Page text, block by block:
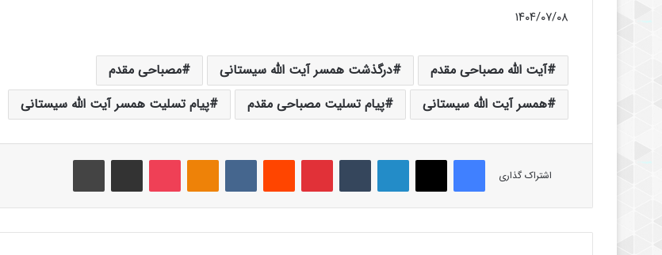
۱۴۰۴/۰۷/۰۸
آیت الله‌ مصباحی مقدم درگذشت همسر آیت الله سیستانی
مصباحی مقدم
همسر آیت الله سیستانی
پیام تسلیت مصباحی مقدم پیام تسلیت همسر آیت الله سیستانی
اشتراک گذاری
فیس بوک لینکدین ‫پین‌ترست ‫رددیت پاکت اشتراک گذاری از طریق ایمیل